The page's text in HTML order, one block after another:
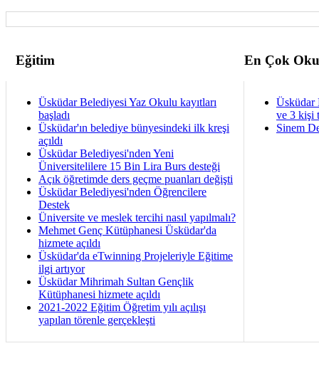
Eğitim En Çok
Üsküdar Belediyesi Yaz Okulu kayıtları
başladı
Üsküdar'ın belediye bünyesindeki ilk kreşi
açıldı
Üsküdar Belediyesi'nden Yeni
Üniversitelilere 15 Bin Lira Burs desteği
Açık öğretimde ders geçme puanları değişti
Üsküdar Belediyesi'nden Öğrencilere
Destek
Üniversite ve meslek tercihi nasıl yapılmalı?
Mehmet Genç Kütüphanesi Üsküdar'da
hizmete açıldı
Üsküdar'da eTwinning Projeleriyle Eğitime
ilgi artıyor
Üsküdar Mihrimah Sultan Gençlik
Kütüphanesi hizmete açıldı
2021-2022 Eğitim Öğretim yılı açılışı
yapılan törenle gerçekleşti
Üsküdar
ve 3 kişi
Sinem